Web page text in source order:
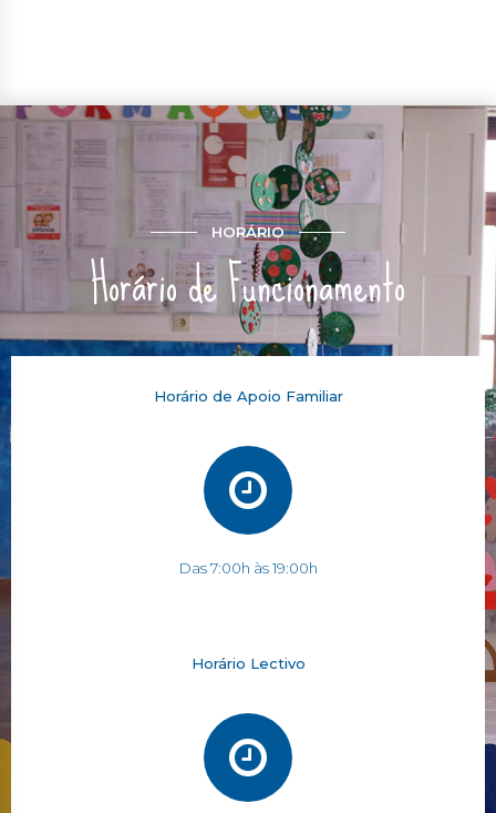
HORÁRIO
Horário de Funcionamento
Horário de Apoio Familiar
Das 7:00h às 19:00h
Horário Lectivo